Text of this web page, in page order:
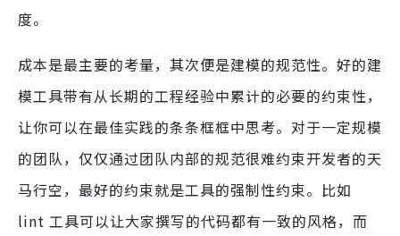
度。
成本是最主要的考量，其次便是建模的规范性。好的建
模工具带有从长期的工程经验中累计的必要的约束性，
让你可以在最佳实践的条条框框中思考。对于一定规模
的团队，仅仅通过团队内部的规范很难约束开发者的天
马行空，最好的约束就是工具的强制性约束。比如
lint 工具可以让大家撰写的代码都有一致的风格，而